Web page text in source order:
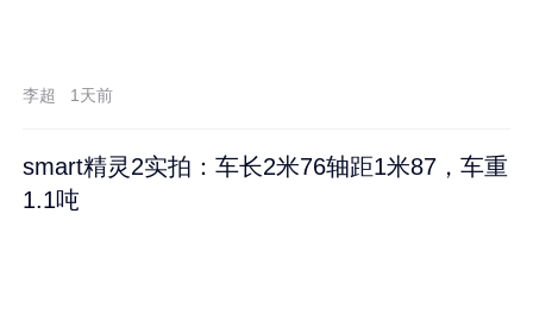
李超 1天前
smart精灵2实拍：车长2米76轴距1米87，车重
1.1吨